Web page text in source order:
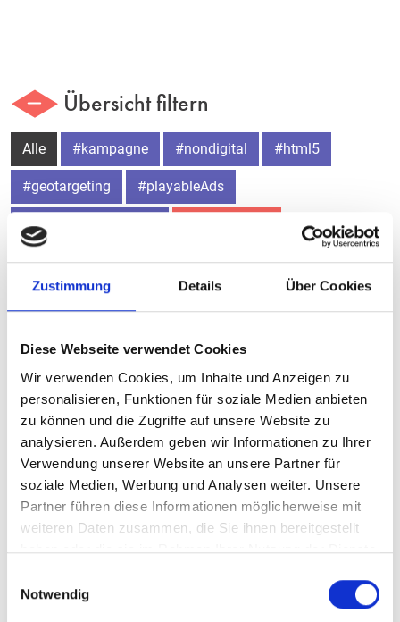
Zustimmung Details Über Cookies
Diese Webseite verwendet Cookies
Wir verwenden Cookies, um Inhalte und Anzeigen zu
personalisieren, Funktionen für soziale Medien anbieten
zu können und die Zugriffe auf unsere Website zu
analysieren. Außerdem geben wir Informationen zu Ihrer
Verwendung unserer Website an unsere Partner für
soziale Medien, Werbung und Analysen weiter. Unsere
Partner führen diese Informationen möglicherweise mit
weiteren Daten zusammen, die Sie ihnen bereitgestellt
haben oder die sie im Rahmen Ihrer Nutzung der Dienste
Notwendig
Übersicht filtern
Alle #kampagne #nondigital #html5
#geotargeting #playableAds
#dynamiccontentAds
#landingpage #plugins #typo3 #cms
#relaunch
TELEKOM - 5G
Regional-Kampagne